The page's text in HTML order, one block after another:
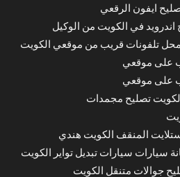
ايفون الرقعي
في الكويت من الوكيل
محل تلفونات قريب من موقعي الكويت
على موقعي
على موقعي
تصليح مجمدات
المنقف الكويت هندي
سيارات سيارات تبديل تواير الكويت
جوالات متنقل الكويت